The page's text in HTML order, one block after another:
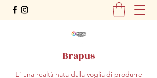
Brapus
E' una realtà nata dalla voglia di produrre